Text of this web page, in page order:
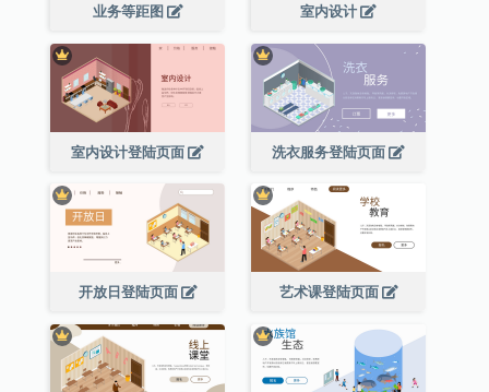
业务等距图 室内设计
室内设计登陆页面 洗衣服务登陆页面
开放日登陆页面 艺术课登陆页面